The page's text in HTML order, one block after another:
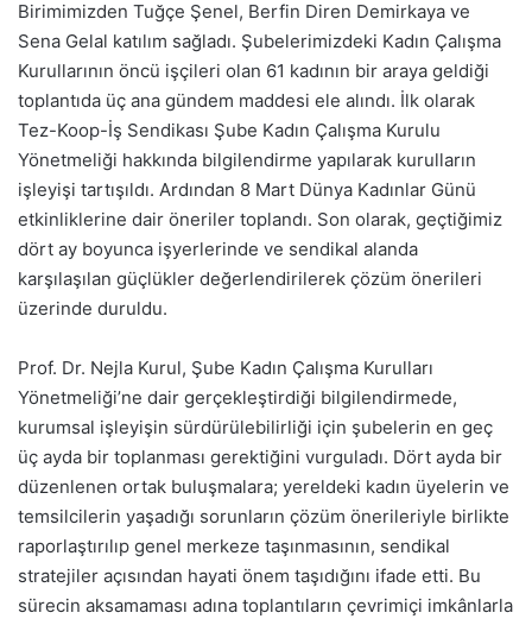
Birimimizden Tuğçe Şenel, Berfin Diren Demirkaya ve
Sena Gelal katılım sağladı. Şubelerimizdeki Kadın Çalışma
Kurullarının öncü işçileri olan 61 kadının bir araya geldiği
toplantıda üç ana gündem maddesi ele alındı. İlk olarak
Tez-Koop-İş Sendikası Şube Kadın Çalışma Kurulu
Yönetmeliği hakkında bilgilendirme yapılarak kurulların
işleyişi tartışıldı. Ardından 8 Mart Dünya Kadınlar Günü
etkinliklerine dair öneriler toplandı. Son olarak, geçtiğimiz
dört ay boyunca işyerlerinde ve sendikal alanda
karşılaşılan güçlükler değerlendirilerek çözüm önerileri
üzerinde duruldu.
Prof. Dr. Nejla Kurul, Şube Kadın Çalışma Kurulları
Yönetmeliği’ne dair gerçekleştirdiği bilgilendirmede,
kurumsal işleyişin sürdürülebilirliği için şubelerin en geç
üç ayda bir toplanması gerektiğini vurguladı. Dört ayda bir
düzenlenen ortak buluşmalara; yereldeki kadın üyelerin ve
temsilcilerin yaşadığı sorunların çözüm önerileriyle birlikte
raporlaştırılıp genel merkeze taşınmasının, sendikal
stratejiler açısından hayati önem taşıdığını ifade etti. Bu
sürecin aksamaması adına toplantıların çevrimiçi imkânlarla